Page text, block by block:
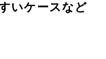
いケースなど